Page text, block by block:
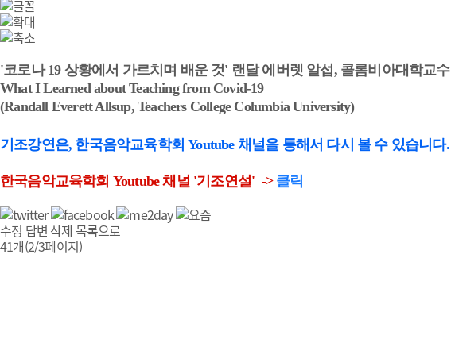
'코로나 19 상황에서 가르치며 배운 것' 랜달 에버렛 알섭, 콜롬비아대학교수
What I Learned about Teaching from Covid-19
(Randall Everett Allsup, Teachers College Columbia University)
기조강연은, 한국음악교육학회 Youtube 채널을 통해서 다시 볼 수 있습니다.
한국음악교육학회 Youtube 채널 '기조연설' -> 클릭
수정 답변 삭제 목록으로
41개(2/3페이지)